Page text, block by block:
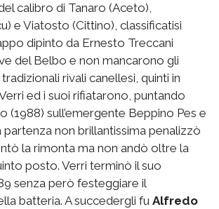
calibro di Tanaro (Aceto),
e Viatosto (Cittino), classificatisi
dipinto da Ernesto Treccani
del Belbo e non mancarono gli
rivali canellesi, quinti in
ed i suoi rifiatarono, puntando
(1988) sull’emergente Beppino Pes e
partenza non brillantissima penalizzò
la rimonta ma non andò oltre la
posto. Verri terminò il suo
senza però festeggiare il
batteria. A succedergli fu Alfredo